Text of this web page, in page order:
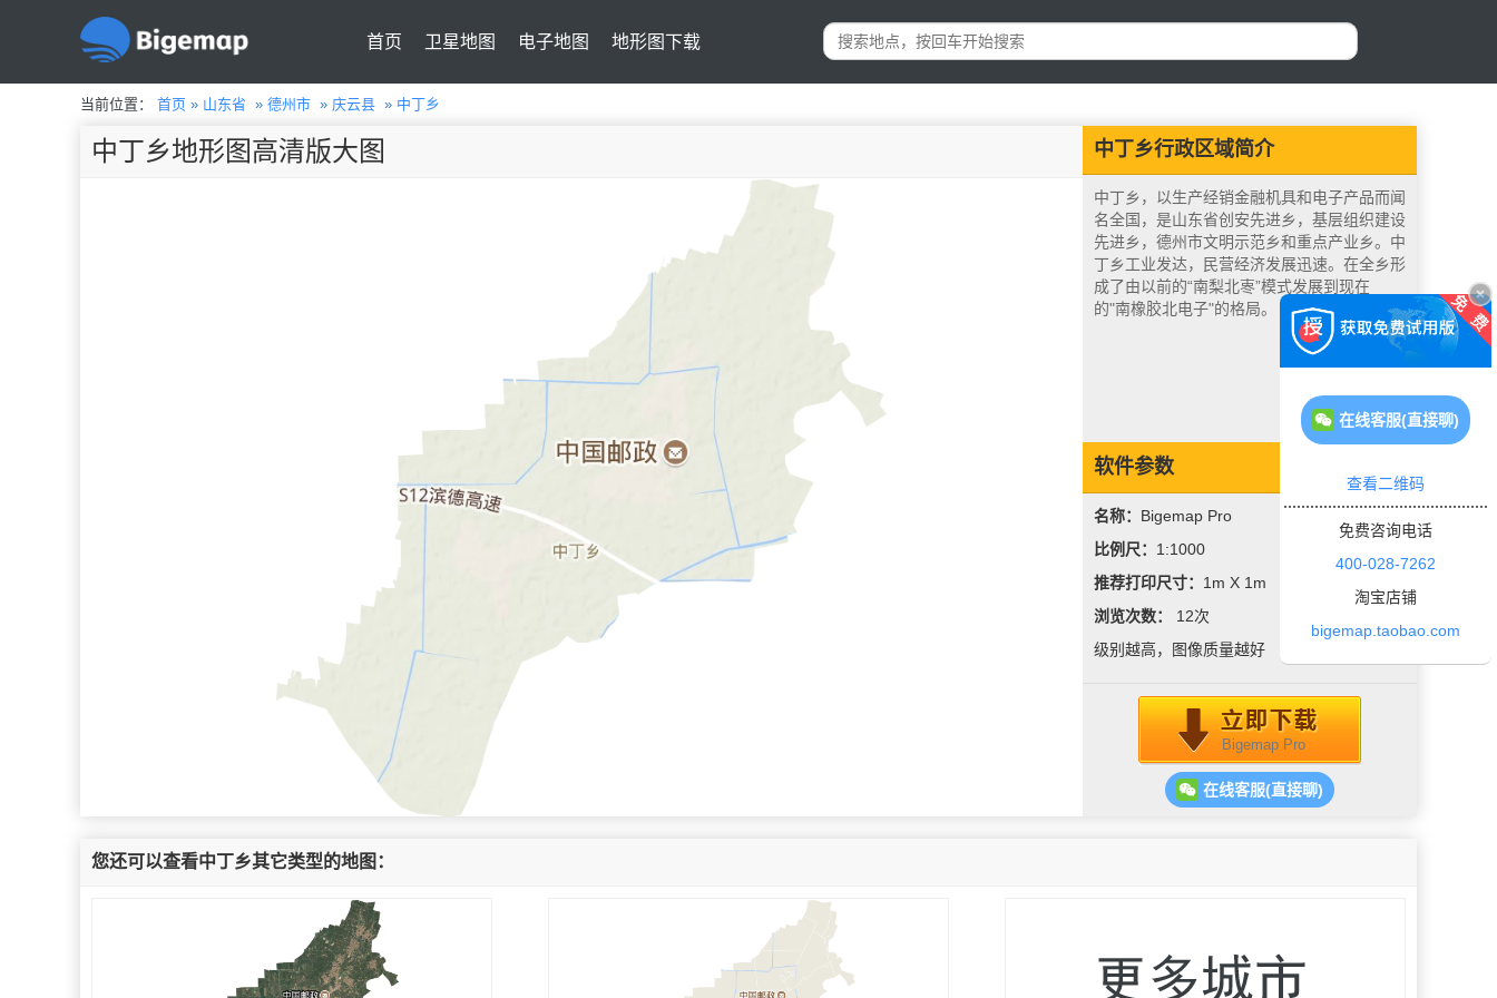
首页 卫星地图 电子地图 地形图下载
当前位置： 首页 » 山东省 » 德州市 » 庆云县 » 中丁乡
中丁乡行政区域简介
中丁乡，以生产经销金融机具和电子产品而闻
名全国，是山东省创安先进乡，基层组织建设
先进乡，德州市文明示范乡和重点产业乡。中
丁乡工业发达，民营经济发展迅速。在全乡形
成了由以前的“南梨北栆”模式发展到现在
的"南橡胶北电子"的格局。
软件参数
名称： Bigemap Pro
比例尺： 1:1000
推荐打印尺寸： 1m X 1m
浏览次数： 12次
级别越高，图像质量越好
Bigemap Pro
在线客服(直接聊)
中丁乡地形图高清版大图
您还可以查看中丁乡其它类型的地图：
在线客服(直接聊)
查看二维码
免费咨询电话
400-028-7262
淘宝店铺
bigemap.taobao.com